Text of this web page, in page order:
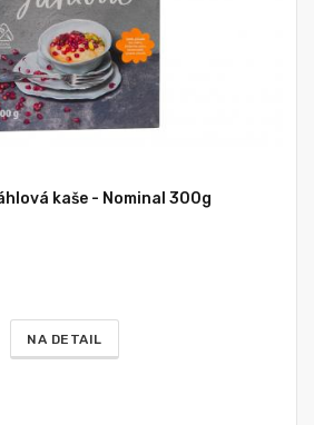
kaše - Nominal 300g
NA DETAIL